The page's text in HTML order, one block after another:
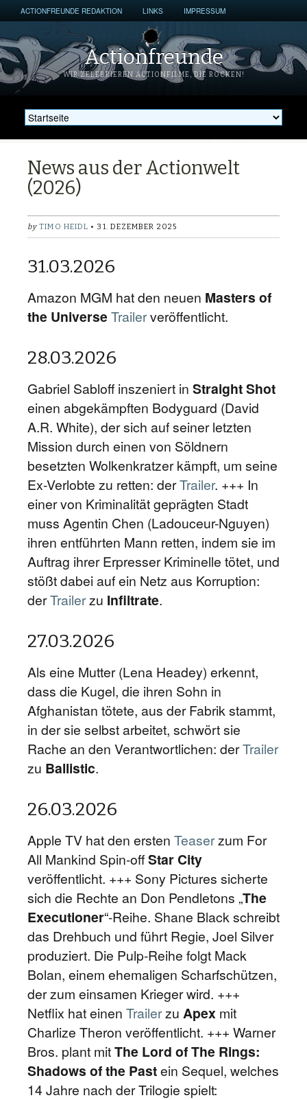
ACTIONFREUNDE REDAKTION LINKS IMPRESSUM
Actionfreunde
WIR ZELEBRIEREN ACTIONFILME, DIE ROCKEN!
News aus der Actionwelt
(2026)
by TIMO HEIDL • 31. DEZEMBER 2025
31.03.2026
Amazon MGM hat den neuen Masters of
the UniverseTrailerveröffentlicht.
28.03.2026
Gabriel Sabloff inszeniert in Straight Shot
einen abgekämpften Bodyguard (David
A.R. White), der sich auf seiner letzten
Mission durch einen von Söldnern
besetzten Wolkenkratzer kämpft, um seine
Ex-Verlobte zu retten: derTrailer. +++ In
einer von Kriminalität geprägten Stadt
muss Agentin Chen (Ladouceur-Nguyen)
ihren entführten Mann retten, indem sie im
Auftrag ihrer Erpresser Kriminelle tötet, und
stößt dabei auf ein Netz aus Korruption:
derTrailerzu Infiltrate.
27.03.2026
Als eine Mutter (Lena Headey) erkennt,
dass die Kugel, die ihren Sohn in
Afghanistan tötete, aus der Fabrik stammt,
in der sie selbst arbeitet, schwört sie
Rache an den Verantwortlichen: derTrailer
zu Ballistic.
26.03.2026
Apple TV hat den ersten Teaserzum For
All Mankind Spin-offStar City
veröffentlicht. +++ Sony Pictures sicherte
sich die Rechte an Don Pendletons „The
Executioner“-Reihe. Shane Black schreibt
das Drehbuch und führt Regie, Joel Silver
produziert. Die Pulp-Reihe folgt Mack
Bolan, einem ehemaligen Scharfschützen,
der zum einsamen Krieger wird. +++
Netflix hat einen Trailerzu Apex mit
Charlize Theron veröffentlicht. +++ Warner
Bros. plant mitThe Lord of The Rings:
Shadows of the Pastein Sequel, welches
14 Jahre nach der Trilogie spielt: